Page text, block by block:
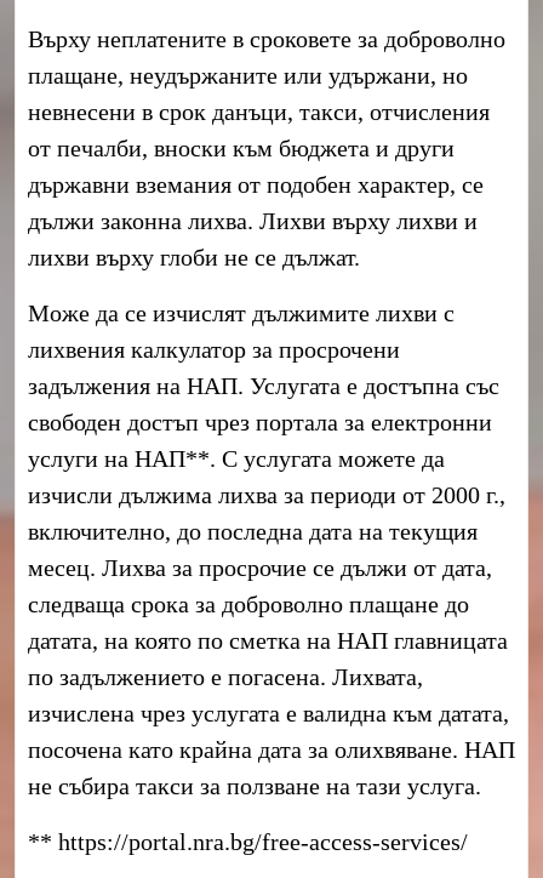
Върху неплатените в сроковете за доброволно
плащане, неудържаните или удържани, но
невнесени в срок данъци, такси, отчисления
от печалби, вноски към бюджета и други
държавни вземания от подобен характер, се
дължи законна лихва. Лихви върху лихви и
лихви върху глоби не се дължат.
Може да се изчислят дължимите лихви с
лихвения калкулатор за просрочени
задължения на НАП. Услугата е достъпна със
свободен достъп чрез портала за електронни
услуги на НАП**. С услугата можете да
изчисли дължима лихва за периоди от 2000 г.,
включително, до последна дата на текущия
месец. Лихва за просрочие се дължи от дата,
следваща срока за доброволно плащане до
датата, на която по сметка на НАП главницата
по задължението е погасена. Лихвата,
изчислена чрез услугата е валидна към датата,
посочена като крайна дата за олихвяване. НАП
не събира такси за ползване на тази услуга.
** https://portal.nra.bg/free-access-services/